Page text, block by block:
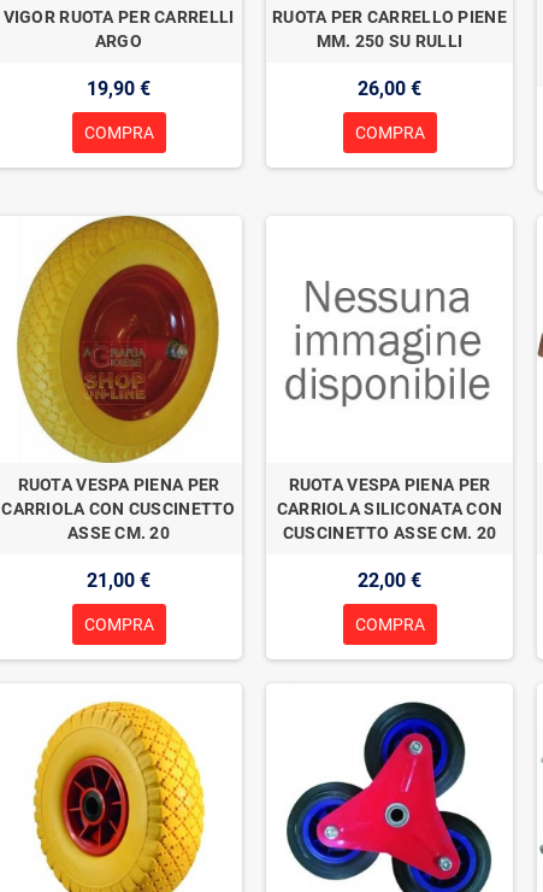
VIGOR RUOTA PER CARRELLI
ARGO
19,90 €
COMPRA
RUOTA PER CARRELLO PIENE
MM. 250 SU RULLI
26,00 €
COMPRA
RUOTA VESPA PIENA PER
CARRIOLA CON CUSCINETTO
ASSE CM. 20
21,00 €
COMPRA
RUOTA VESPA PIENA PER
CARRIOLA SILICONATA CON
CUSCINETTO ASSE CM. 20
22,00 €
COMPRA